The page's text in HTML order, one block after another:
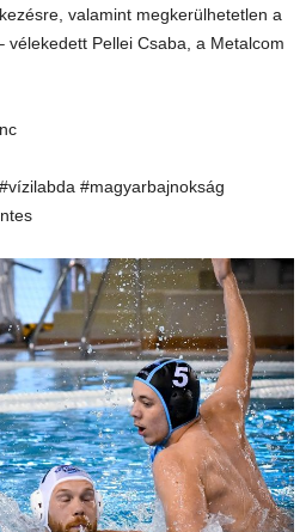
valamint megkerülhetetlen a
vélekedett Pellei Csaba, a Metalcom
#magyarbajnokság